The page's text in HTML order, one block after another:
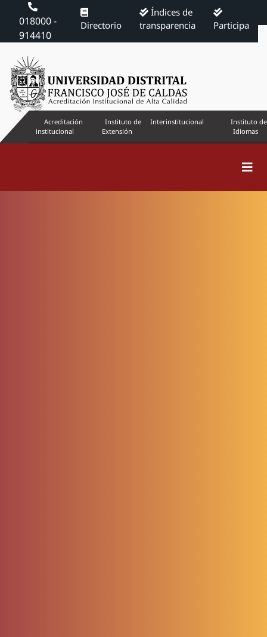
018000 -
914410
Directorio
Índices de
transparencia
Participa
Acreditación
institucional
Instituto de
Extensión
Interinstitucional
Instituto de
Idiomas